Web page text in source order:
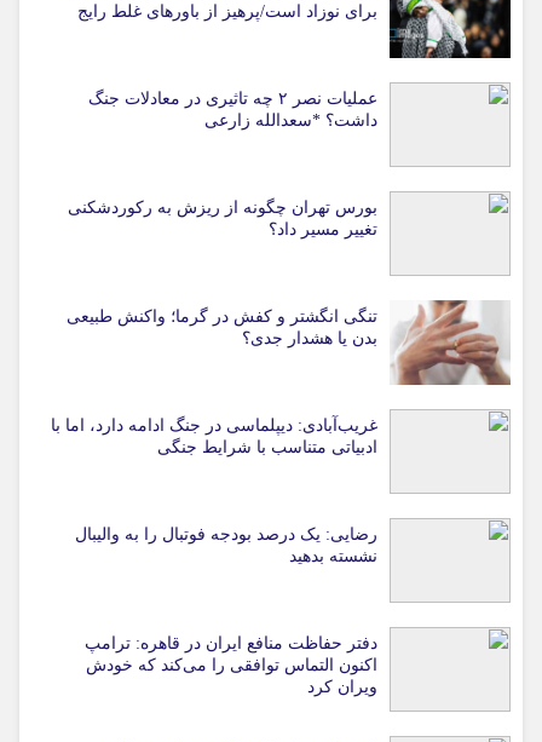
برای نوزاد است/پرهیز از باورهای غلط رایج
عملیات نصر ۲ چه تاثیری در معادلات جنگ
داشت؟ *سعدالله زارعی
بورس تهران چگونه از ریزش به رکوردشکنی
تغییر مسیر داد؟
تنگی انگشتر و کفش در گرما؛ واکنش طبیعی
بدن یا هشدار جدی؟
غریب‌آبادی: دیپلماسی در جنگ ادامه دارد، اما با
ادبیاتی متناسب با شرایط جنگی
رضایی: یک درصد بودجه فوتبال را به والیبال
نشسته بدهید
دفتر حفاظت منافع ایران در قاهره: ترامپ
اکنون التماس توافقی را می‌کند که خودش
ویران کرد